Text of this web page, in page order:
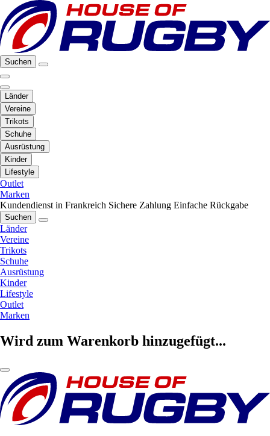
Suchen
Länder
Vereine
Trikots
Schuhe
Ausrüstung
Kinder
Lifestyle
Outlet
Marken
Kundendienst in Frankreich Sichere Zahlung Einfache Rückgabe
Suchen
Länder
Vereine
Trikots
Schuhe
Ausrüstung
Kinder
Lifestyle
Outlet
Marken
Wird zum Warenkorb hinzugefügt...